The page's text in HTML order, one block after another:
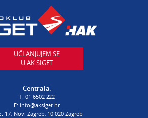
VOZILA
UČLANJUJEM SE
U AK SIGET
Centrala:
T: 01 6502 222
E: info@aksiget.hr
17, Novi Zagreb, 10 020 Zagreb